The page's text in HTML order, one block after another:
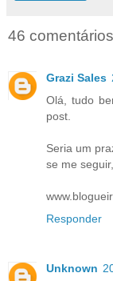
46
Grazi Sales
Olá, tudo
post.
Seria um
se me
Responder
Unknown